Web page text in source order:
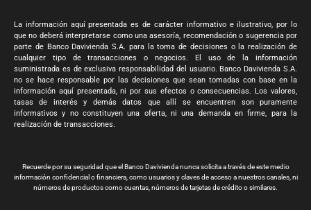
La información aquí presentada es de carácter informativo e ilustrativo, por lo
que no deberá interpretarse como una asesoría, recomendación o sugerencia por
parte de Banco Davivienda S.A. para la toma de decisiones o la realización de
cualquier tipo de transacciones o negocios. El uso de la información
suministrada es de exclusiva responsabilidad del usuario. Banco Davivienda S.A.
no se hace responsable por las decisiones que sean tomadas con base en la
información aquí presentada, ni por sus efectos o consecuencias. Los valores,
tasas de interés y demás datos que allí se encuentren son puramente
informativos y no constituyen una oferta, ni una demanda en firme, para la
realización de transacciones.
Recuerde por su seguridad que el Banco Davivienda nunca solicita a través de este medio
información confidencial o financiera, como usuarios y claves de acceso a nuestros canales, ni
números de productos como cuentas, números de tarjetas de crédito o similares.